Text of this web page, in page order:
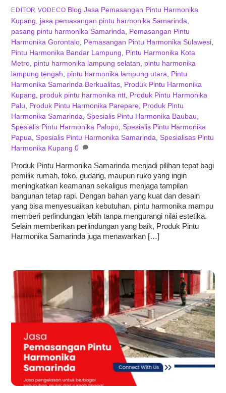
EDITOR VODECO Blog Jasa Pemasangan Pintu Harmonika
Kupang, jasa pemasangan pintu harmonika Samarinda,
pasang pintu harmonika Samarinda, Pemasangan Pintu
Harmonika Gorontalo, Pemasangan Pintu Harmonika Sulawesi,
Pintu Harmonika Bandar Lampung, Pintu Harmonika Kota
Metro, pintu harmonika lampung selatan, pintu harmonika
lampung tengah, pintu harmonika lampung utara, Pintu
Harmonika Samarinda Berkualitas, Produk Pintu Harmonika
Kupang, produk pintu harmonika ntt, Produk Pintu Harmonika
Palu, Produk Pintu Harmonika Parepare, Produk Pintu
Harmonika Samarinda,Spesialis Pintu Harmonika Baubau,
Spesialis Pintu Harmonika Palopo,Spesialis Pintu Harmonika
Papua,Spesialis Pintu Harmonika Samarinda,Spesialisas Pintu
Harmonika Kupang 0
Produk Pintu Harmonika Samarinda menjadi pilihan tepat bagi
pemilik rumah, toko, gudang, maupun ruko yang ingin
meningkatkan keamanan sekaligus menjaga tampilan
bangunan tetap rapi. Dengan bahan yang kuat dan desain
yang bisa menyesuaikan kebutuhan, pintu harmonika mampu
memberi perlindungan lebih tanpa mengurangi nilai estetika.
Selain memberikan perlindungan yang baik, Produk Pintu
Harmonika Samarinda juga menawarkan […]